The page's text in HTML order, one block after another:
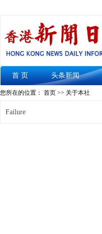
首 页 头条新闻
您所在的位置： 首页 >> 关于本社
Failure